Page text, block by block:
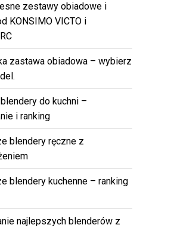
zestawy obiadowe i
KONSIMO VICTO i
zastawa obiadowa – wybierz
do kuchni –
i ranking
blendery ręczne z
blendery kuchenne – ranking
najlepszych blenderów z